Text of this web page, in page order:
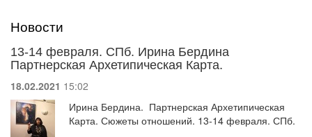
Новости
13-14 февраля. СПб. Ирина Бердина
Партнерская Архетипическая Карта.
18.02.2021 15:02
Ирина Бердина. Партнерская Архетипическая
Карта. Сюжеты отношений. 13-14 февраля. СПб.